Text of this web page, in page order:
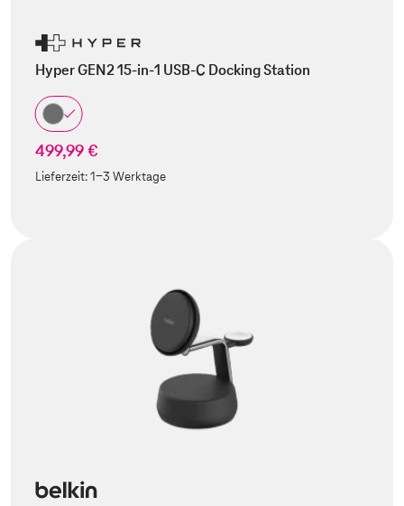
Hyper GEN2 15-in-1 USB-C Docking Station
499,99 €
Lieferzeit:1-3 Werktage